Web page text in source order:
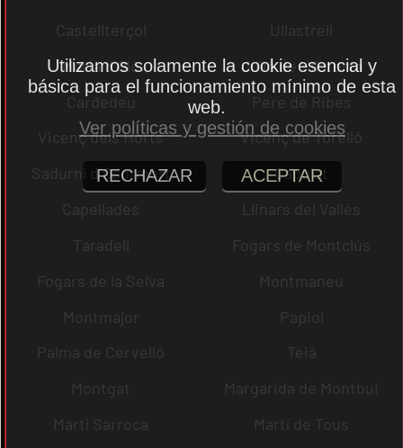
Castellterçol
Ullastrell
Maria d´Oló
Julià de Vilatorta
Cardedeu
Pere de Ribes
Vicenç dels Horts
Vicenç de Torelló
Sadurní d´Osormort
Capolat
Capellades
Llinars del Vallès
Taradell
Fogars de Montclús
Fogars de la Selva
Montmaneu
Montmajor
Papiol
Palma de Cervelló
Teià
Montgat
Margarida de Montbui
Martí Sarroca
Martí de Tous
Utilizamos solamente la cookie esencial y
básica para el funcionamiento mínimo de esta
web.
Ver políticas y gestión de cookies
RECHAZAR ACEPTAR